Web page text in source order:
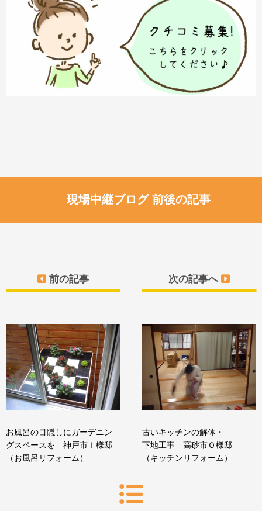
現場中継ブログ 前後の記事
前の記事
お風呂の目隠しにガーデニン
グスペースを 神戸市Ｉ様邸
（お風呂リフォーム）
次の記事へ
古いキッチンの解体・
下地工事 高砂市Ｏ様邸
（キッチンリフォーム）